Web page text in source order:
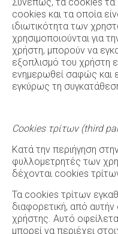
cookies και τα οποία
ιδιωτικότητα των
χρησιμοποιούνται για
χρήστη, μπορούν να
εξοπλισμό του χρήστη
ενημερωθεί σαφώς και
εγκύρως τη
Cookies τρίτων (third
Κατά την περιήγηση
φυλλομετρητές των
δέχονται cookies
Τα cookies τρίτων
διαφορετική, από αυτήν
χρήστης. Αυτό
μπορεί να περιέχει